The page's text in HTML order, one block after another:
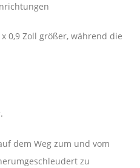
0,9 Zoll größer, während die
dem Weg zum und vom
zu